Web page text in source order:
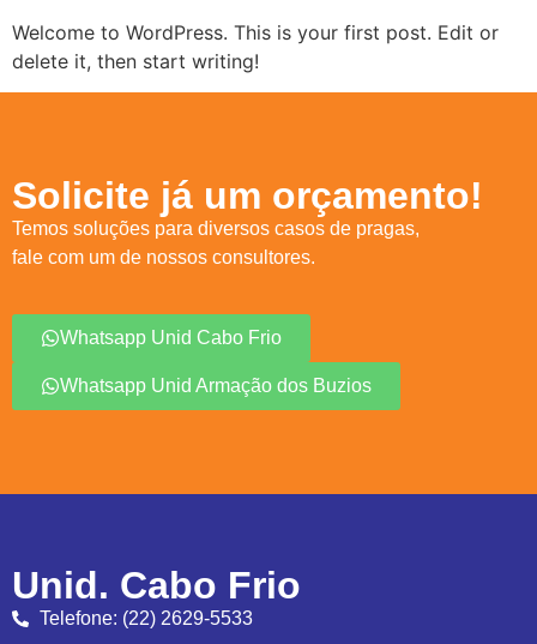
Welcome to WordPress. This is your first post. Edit or
delete it, then start writing!
Solicite já um orçamento!
Temos soluções para diversos casos de pragas,
fale com um de nossos consultores.
Whatsapp Unid Cabo Frio
Whatsapp Unid Armação dos Buzios
Unid. Cabo Frio
Telefone: (22) 2629-5533